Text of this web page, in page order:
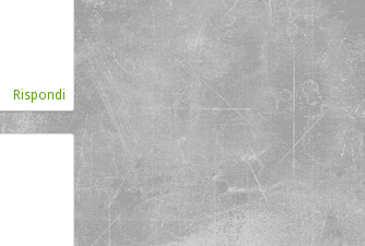
Rispondi